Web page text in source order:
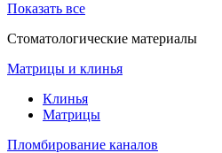
Показать все
Стоматологические материалы
Матрицы и клинья
Клинья
Матрицы
Пломбирование каналов